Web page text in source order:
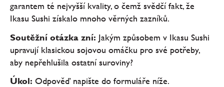
garantem té nejvyšší kvality, o čemž svědčí fakt, že
Ikasu Sushi získalo mnoho věrných zazníků.
Soutěžní otázka zní: Jakým způsobem v Ikasu Sushi
upravují klasickou sojovou omáčku pro své potřeby,
aby nepřehlušila ostatní suroviny?
Úkol: Odpověď napište do formuláře níže.